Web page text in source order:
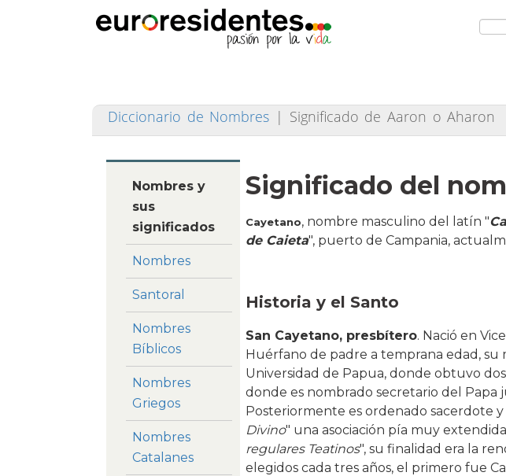
Diccionario de Nombres | Significado de Aaron o Aharon
Significado del
Cayetano, nombre masculino del latín "
de Caieta", puerto de Campania,
Historia y el Santo
San Cayetano, presbítero. Nació en
Huérfano de padre a temprana edad, su
Universidad de Papua, donde obtuvo
donde es nombrado secretario del Papa
Posteriormente es ordenado sacerdote y
Divino" una asociación pía muy
regulares Teatinos", su finalidad era la
elegidos cada tres años, el primero fue
Nombres y
sus
significados
Nombres
Santoral
Nombres
Bíblicos
Nombres
Griegos
Nombres
Catalanes